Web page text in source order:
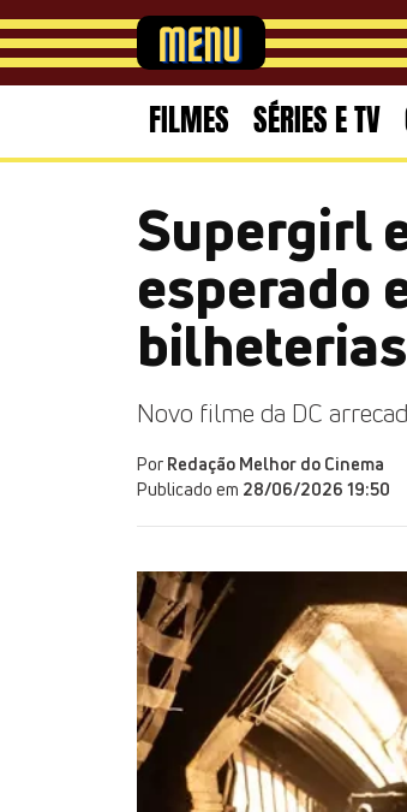
FILMES SÉRIES E TV
Supergirl
esperado
bilheterias
Novo filme da DC
Por Redação Melhor do Cinema
Publicado em 28/06/2026 19:50